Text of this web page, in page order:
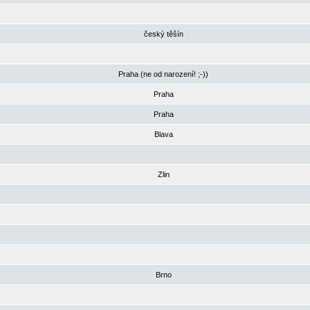
český těšín
Praha (ne od narození! ;-))
Praha
Praha
Blava
Zlin
Brno